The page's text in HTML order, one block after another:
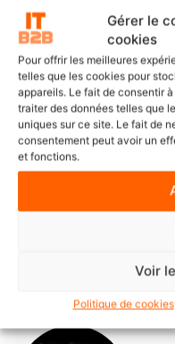
Gérer le
cookies
Pour offrir les meilleures
telles que les cookies pour
appareils. Le fait de consentir
traiter des données telles que
uniques sur ce site. Le fait de
consentement peut avoir un
et fonctions.
Voir
Politique de cookies
de
avec